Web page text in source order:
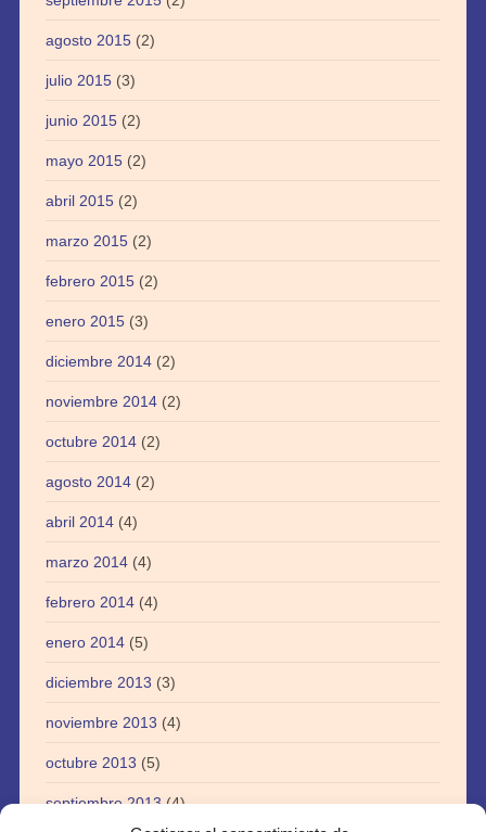
agosto 2015(2)
julio 2015(3)
junio 2015(2)
mayo 2015(2)
abril 2015(2)
marzo 2015(2)
febrero 2015(2)
enero 2015(3)
diciembre 2014(2)
noviembre 2014(2)
octubre 2014(2)
agosto 2014(2)
abril 2014(4)
marzo 2014(4)
febrero 2014(4)
enero 2014(5)
diciembre 2013 (3)
noviembre 2013 (4)
octubre 2013 (5)
septiembre 2013(4)